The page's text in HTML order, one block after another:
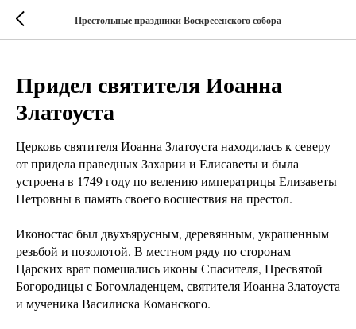
Престольные праздники Воскресенского собора
Придел святителя Иоанна
Златоуста
Церковь святителя Иоанна Златоуста находилась к северу
от придела праведных Захарии и Елисаветы и была
устроена в 1749 году по велению императрицы Елизаветы
Петровны в память своего восшествия на престол.
Иконостас был двухъярусным, деревянным, украшенным
резьбой и позолотой. В местном ряду по сторонам
Царских врат помешались иконы Спасителя, Пресвятой
Богородицы с Богомладенцем, святителя Иоанна Златоуста
и мученика Василиска Команского.